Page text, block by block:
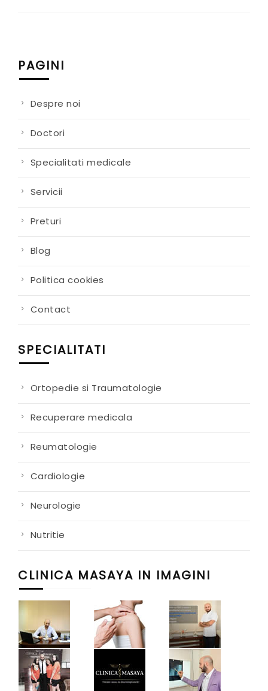
PAGINI
Despre noi
Doctori
Specialitati medicale
Servicii
Preturi
Blog
Politica cookies
Contact
SPECIALITATI
Ortopedie si Traumatologie
Recuperare medicala
Reumatologie
Cardiologie
Neurologie
Nutritie
CLINICA MASAYA IN IMAGINI